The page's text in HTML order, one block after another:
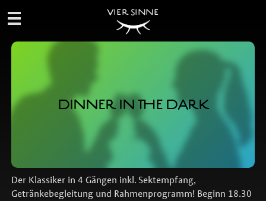
VIER SINNE
DINNER IN THE DARK
Der Klassiker in 4 Gängen inkl. Sektempfang,
Getränkebegleitung und Rahmenprogramm! Beginn 18.30